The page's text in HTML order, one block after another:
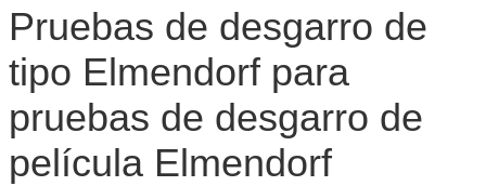
Pruebas de desgarro de
tipo Elmendorf para
pruebas de desgarro de
película Elmendorf